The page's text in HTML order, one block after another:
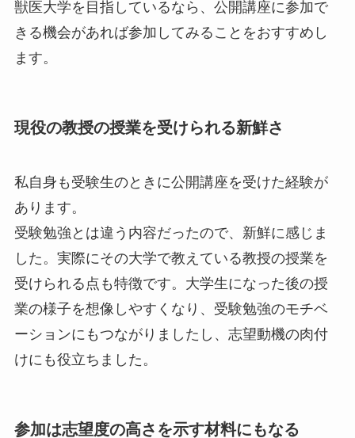
獣医大学を目指しているなら、公開講座に参加で
きる機会があれば参加してみることをおすすめし
ます。
現役の教授の授業を受けられる新鮮さ
私自身も受験生のときに公開講座を受けた経験が
あります。
受験勉強とは違う内容だったので、新鮮に感じま
した。実際にその大学で教えている教授の授業を
受けられる点も特徴です。大学生になった後の授
業の様子を想像しやすくなり、受験勉強のモチベ
ーションにもつながりましたし、志望動機の肉付
けにも役立ちました。
参加は志望度の高さを示す材料にもなる